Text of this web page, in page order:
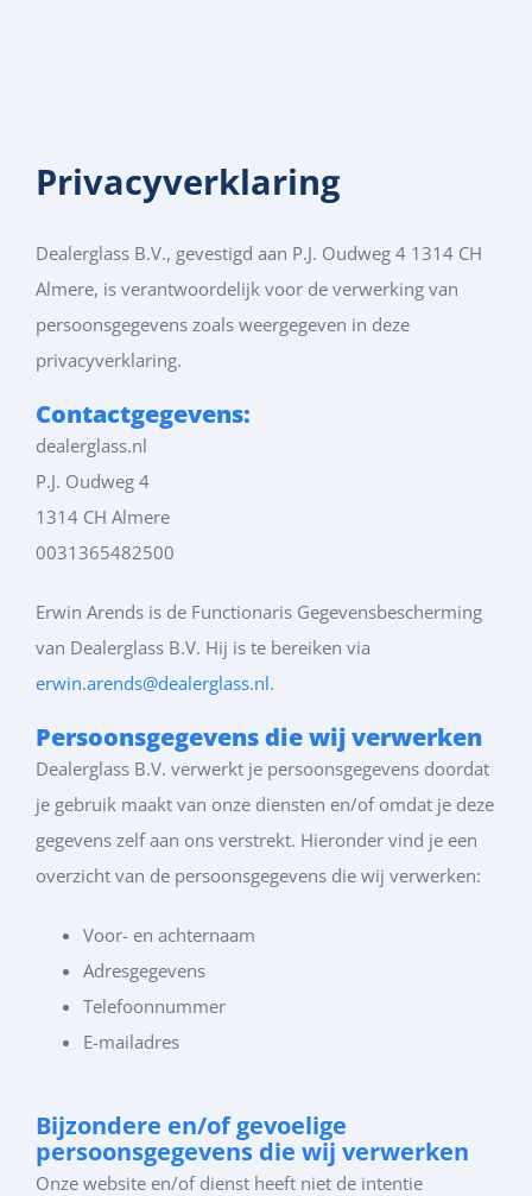
Privacyverklaring
Dealerglass B.V., gevestigd aan P.J. Oudweg 4 1314 CH
Almere, is verantwoordelijk voor de verwerking van
persoonsgegevens zoals weergegeven in deze
privacyverklaring.
Contactgegevens:
dealerglass.nl
P.J. Oudweg 4
1314 CH Almere
0031365482500
Erwin Arends is de Functionaris Gegevensbescherming
van Dealerglass B.V. Hij is te bereiken via
erwin.arends@dealerglass.nl.
Persoonsgegevens die wij verwerken
Dealerglass B.V. verwerkt je persoonsgegevens doordat
je gebruik maakt van onze diensten en/of omdat je deze
gegevens zelf aan ons verstrekt. Hieronder vind je een
overzicht van de persoonsgegevens die wij verwerken:
Voor- en achternaam
Adresgegevens
Telefoonnummer
E-mailadres
Bijzondere en/of gevoelige
persoonsgegevens die wij verwerken
Onze website en/of dienst heeft niet de intentie